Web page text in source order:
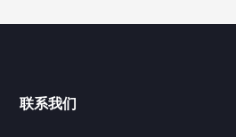
联系我们